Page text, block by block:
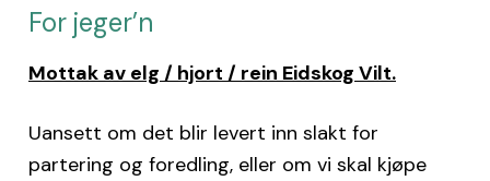
For jeger’n
Mottak av elg / hjort / rein Eidskog Vilt.
Uansett om det blir levert inn slakt for
partering og foredling, eller om vi skal kjøpe